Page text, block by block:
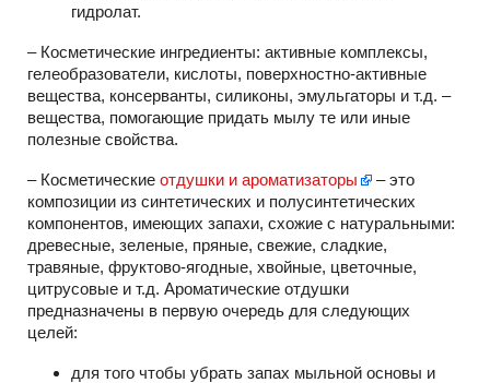
гидролат.
– Косметические ингредиенты: активные комплексы,
гелеобразователи, кислоты, поверхностно-активные
вещества, консерванты, силиконы, эмульгаторы и т.д. –
вещества, помогающие придать мылу те или иные
полезные свойства.
– Косметические отдушки и ароматизаторы
– это
композиции из синтетических и полусинтетических
компонентов, имеющих запахи, схожие с натуральными:
древесные, зеленые, пряные, свежие, сладкие,
травяные, фруктово-ягодные, хвойные, цветочные,
цитрусовые и т.д. Ароматические отдушки
предназначены в первую очередь для следующих
целей:
для того чтобы убрать запах мыльной основы и